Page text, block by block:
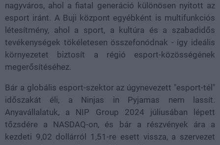
nagyváros, ahol a fiatal generáció különösen nyitott az
esport iránt. A Buji központ egyébként is multifunkciós
létesítmény, ahol a sport, a kultúra és a szabadidős
tevékenységek tökéletesen összefonódnak - így ideális
környezetet biztosít a régió esport-közösségének
megerősítéséhez.
Bár a globális esport-szektor az úgynevezett "esport-tél"
időszakát éli, a Ninjas in Pyjamas nem lassít.
Anyavállalatuk, a NIP Group 2024 júliusában lépett
tőzsdére a NASDAQ-on, és bár a részvények ára a
kezdeti 9,02 dollárról 1,51-re esett vissza, a szervezet